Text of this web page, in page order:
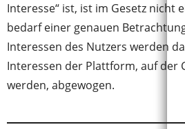
Interesse“ ist, ist im Gesetz nicht
bedarf einer genauen
Interessen des Nutzers werden
Interessen der Plattform, auf der
werden, abgewogen.